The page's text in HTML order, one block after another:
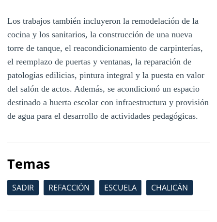
Los trabajos también incluyeron la remodelación de la
cocina y los sanitarios, la construcción de una nueva
torre de tanque, el reacondicionamiento de carpinterías,
el reemplazo de puertas y ventanas, la reparación de
patologías edilicias, pintura integral y la puesta en valor
del salón de actos. Además, se acondicionó un espacio
destinado a huerta escolar con infraestructura y provisión
de agua para el desarrollo de actividades pedagógicas.
Temas
SADIR REFACCIÓN ESCUELA CHALICÁN